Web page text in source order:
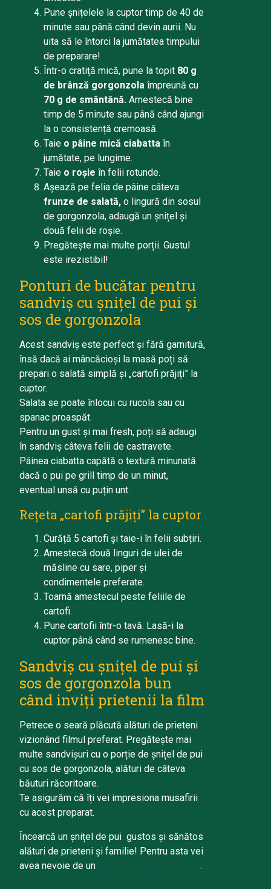
Pune șnițelele la cuptor timp de 40 de
minute sau până când devin aurii. Nu
uita să le întorci la jumătatea timpului
de preparare!
Într-o cratiță mică, pune la topit 80 g
de brânză gorgonzola împreună cu
70 g de smântână. Amestecă bine
timp de 5 minute sau până când ajungi
la o consistență cremoasă.
Taie o pâine mică ciabatta în
jumătate, pe lungime.
Taie o roșie în felii rotunde.
Așează pe felia de pâine câteva
frunze de salată, o lingură din sosul
de gorgonzola, adaugă un șnițel și
două felii de roșie.
Pregătește mai multe porții. Gustul
este irezistibil!
Ponturi de bucătar pentru
sandviș cu șnițel de pui și
sos de gorgonzola
Acest sandviș este perfect și fără garnitură,
însă dacă ai mâncăcioși la masă poți să
prepari o salată simplă și „cartofi prăjiți” la
cuptor.
Salata se poate înlocui cu rucola sau cu
spanac proaspăt.
Pentru un gust și mai fresh, poți să adaugi
în sandviș câteva felii de castravete.
Pâinea ciabatta capătă o textură minunată
dacă o pui pe grill timp de un minut,
eventual unsă cu puțin unt.
Rețeta „cartofi prăjiți” la cuptor
Curăță 5 cartofi și taie-i în felii subțiri.
Amestecă două linguri de ulei de
măsline cu sare, piper și
condimentele preferate.
Toarnă amestecul peste feliile de
cartofi.
Pune cartofii într-o tavă. Lasă-i la
cuptor până când se rumenesc bine.
Sandviș cu șnițel de pui și
sos de gorgonzola bun
când inviți prietenii la film
Petrece o seară plăcută alături de prieteni
vizionând filmul preferat. Pregătește mai
multe sandvișuri cu o porție de șnițel de pui
cu sos de gorgonzola, alături de câteva
băuturi răcoritoare.
Te asigurăm că îți vei impresiona musafirii
cu acest preparat.
Încearcă un șnițel de pui gustos și sănătos
alături de prieteni și familie! Pentru asta vei
avea nevoie de un
.